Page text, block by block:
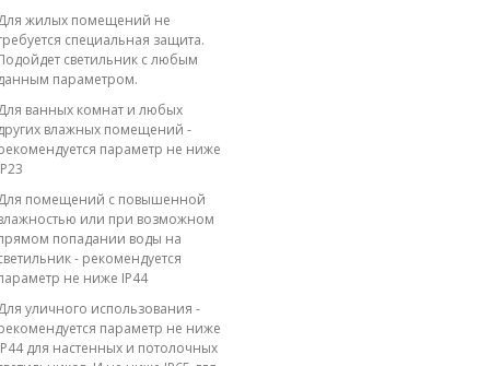
жилых помещений не
специальная защита.
светильник с любым
параметром.
ванных комнат и любых
влажных помещений -
параметр не ниже
помещений с повышенной
или при возможном
попадании воды на
- рекомендуется
не ниже IP44
уличного использования -
параметр не ниже
для настенных и потолочных